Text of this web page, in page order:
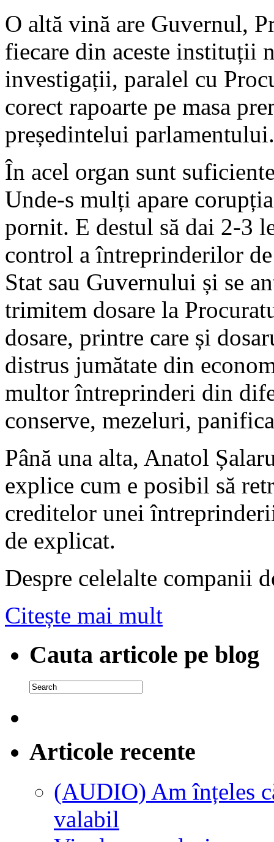
O altă vină are Guvernul,
fiecare din aceste instituții
investigații, paralel cu
corect rapoarte pe masa
președintelui parlamentului.
În acel organ sunt
Unde-s mulți apare
pornit. E destul să dai 2-3
control a întreprinderilor
Stat sau Guvernului și se
trimitem dosare la
dosare, printre care și
distrus jumătate din
multor întreprinderi din
conserve, mezeluri,
Până una alta, Anatol
explice cum e posibil să
creditelor unei
de explicat.
Despre celelalte companii
Citește mai mult
Cauta articole pe blog
Articole recente
(AUDIO) Am înțeles
valabil